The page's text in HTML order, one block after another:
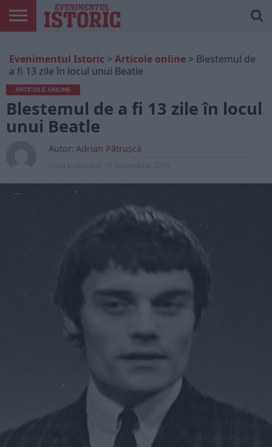
ONLINE
EDIȚII
TIPĂRITE
ISTORIC
PLAY
CONTUL
MEU
Evenimentul Istoric > Articole online > Blestemul de
a fi 13 zile în locul unui Beatle
ARTICOLE ONLINE
Blestemul de a fi 13 zile în locul
unui Beatle
Autor: Adrian Pătrușcă